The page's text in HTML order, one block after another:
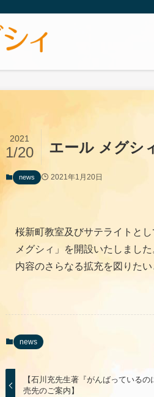
エール メグシ
2021
1/20
news 2021年1月20日
桜新町教室及びサテライトと
メグシィ」を開設いたしまし
内容のさらなる拡充を図りたい
news
【石川充先生著『がんばっている
売先のご案内】